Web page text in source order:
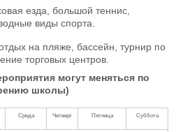
езда, большой теннис,
виды спорта.
на пляже, бассейн, турнир по
торговых центров.
могут меняться по
школы)
Среда Четверг Пятница Суббота